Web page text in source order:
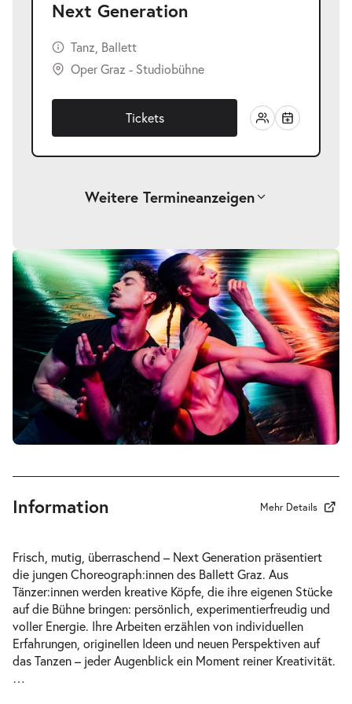
Next Generation
Tanz, Ballett
Oper Graz - Studiobühne
Tickets
Weitere Termineanzeigen
Next Generation-
Do.
10.06.2027
Do. 10.06.2027
20:00–21:00 Uhr
Tickets
Next Generation-
Sa.
12.06.2027
Sa. 12.06.2027
Tickets
Next Generation -
Fr.
18.06.2027
Fr. 18.06.2027
20:00–21:00 Uhr
Tickets
Information Mehr Details
Frisch, mutig, überraschend – Next Generation präsentiert
die jungen Choreograph:innen des Ballett Graz. Aus
Tänzer:innen werden kreative Köpfe, die ihre eigenen Stücke
auf die Bühne bringen: persönlich, experimentierfreudig und
voller Energie. Ihre Arbeiten erzählen von individuellen
Erfahrungen, originellen Ideen und neuen Perspektiven auf
das Tanzen – jeder Augenblick ein Moment reiner Kreativität.
…